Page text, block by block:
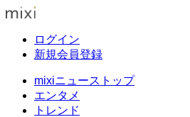
ログイン
新規会員登録
mixiニューストップ
エンタメ
トレンド